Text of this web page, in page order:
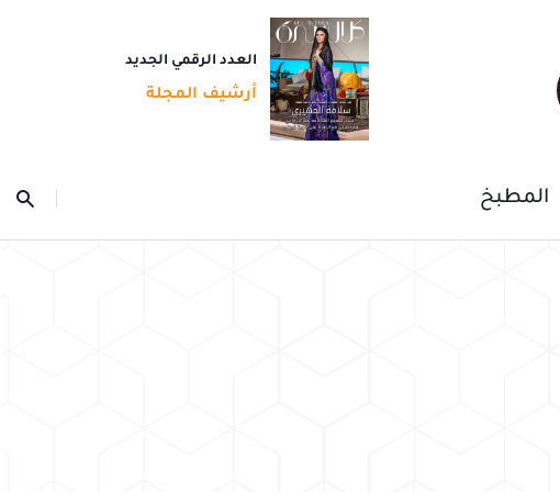
العدد الرقمي الجديد
أرشيف المجلة
المطبخ